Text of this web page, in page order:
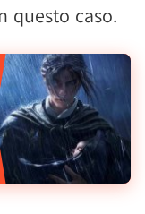
questo caso.